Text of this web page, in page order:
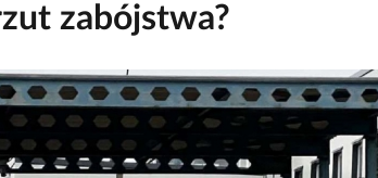
zabójstwa?